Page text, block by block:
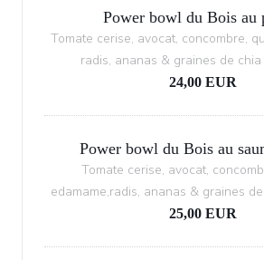
Power bowl du Bois au
Tomate cerise, avocat, concombre,
radis, ananas & graines de
24,00 EUR
Power bowl du Bois au
Tomate cerise, avocat,
edamame,radis, ananas & graines
25,00 EUR